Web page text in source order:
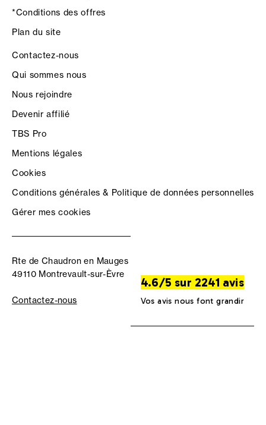
*Conditions des offres
Plan du site
Contactez-nous
Qui sommes nous
Nous rejoindre
Devenir affilié
TBS Pro
Mentions légales
Cookies
Conditions générales & Politique de données personnelles
Gérer mes cookies
Rte de Chaudron en Mauges
49110 Montrevault-sur-Èvre
Contactez-nous
4.6/5 sur 2241 avis
Vos avis nous font grandir